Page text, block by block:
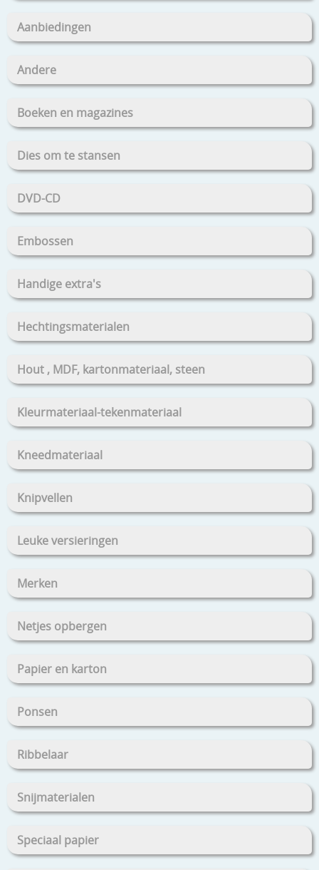
Aanbiedingen
Andere
Boeken en magazines
Dies om te stansen
DVD-CD
Embossen
Handige extra's
Hechtingsmaterialen
Hout , MDF, kartonmateriaal, steen
Kleurmateriaal-tekenmateriaal
Kneedmateriaal
Knipvellen
Leuke versieringen
Merken
Netjes opbergen
Papier en karton
Ponsen
Ribbelaar
Snijmaterialen
Speciaal papier